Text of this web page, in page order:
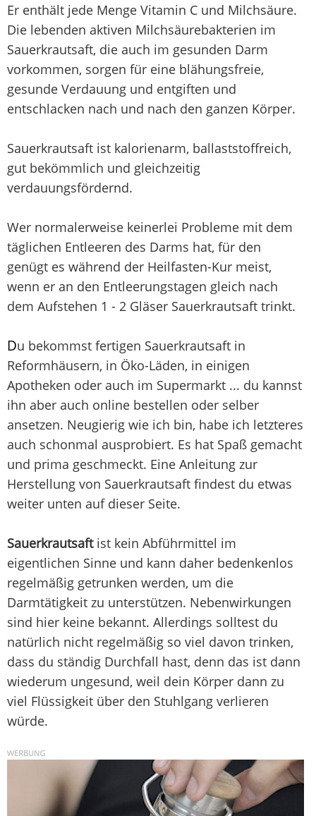
Er enthält jede Menge Vitamin C und Milchsäure.
Die lebenden aktiven Milchsäurebakterien im
Sauerkrautsaft, die auch im gesunden Darm
vorkommen, sorgen für eine blähungsfreie,
gesunde Verdauung und entgiften und
entschlacken nach und nach den ganzen Körper.
Sauerkrautsaft ist kalorienarm, ballaststoffreich,
gut bekömmlich und gleichzeitig
verdauungsfördernd.
Wer normalerweise keinerlei Probleme mit dem
täglichen Entleeren des Darms hat, für den
genügt es während der Heilfasten-Kur meist,
wenn er an den Entleerungstagen gleich nach
dem Aufstehen 1 - 2 Gläser Sauerkrautsaft trinkt.
Du bekommst fertigen Sauerkrautsaft in
Reformhäusern, in Öko-Läden, in einigen
Apotheken oder auch im Supermarkt ... du kannst
ihn aber auch online bestellen oder selber
ansetzen. Neugierig wie ich bin, habe ich letzteres
auch schonmal ausprobiert. Es hat Spaß gemacht
und prima geschmeckt. Eine Anleitung zur
Herstellung von Sauerkrautsaft findest du etwas
weiter unten auf dieser Seite.
Sauerkrautsaftist kein Abführmittel im
eigentlichen Sinne und kann daher bedenkenlos
regelmäßig getrunken werden, um die
Darmtätigkeit zu unterstützen. Nebenwirkungen
sind hier keine bekannt. Allerdings solltest du
natürlich nicht regelmäßig so viel davon trinken,
dass du ständig Durchfall hast, denn das ist dann
wiederum ungesund, weil dein Körper dann zu
viel Flüssigkeit über den Stuhlgang verlieren
würde.